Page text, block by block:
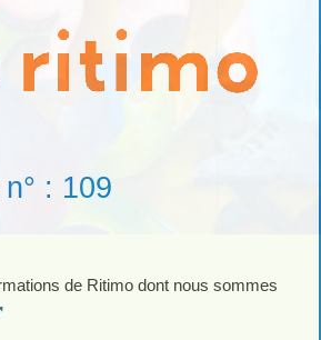
: 109
de Ritimo dont nous sommes